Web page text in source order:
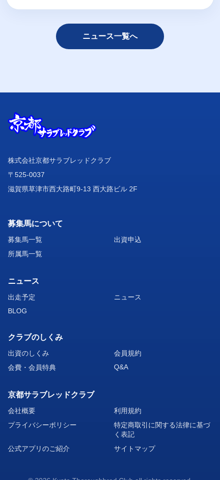
ニュース一覧へ
株式会社京都サラブレッドクラブ
〒525-0037
滋賀県草津市西大路町9-13 西大路ビル 2F
募集馬について
募集馬一覧
出資申込
所属馬一覧
ニュース
出走予定
ニュース
BLOG
クラブのしくみ
出資のしくみ
会員規約
会費・会員特典
Q&A
京都サラブレッドクラブ
会社概要
利用規約
プライバシーポリシー
特定商取引に関する法律に基づ
く表記
公式アプリのご紹介
サイトマップ